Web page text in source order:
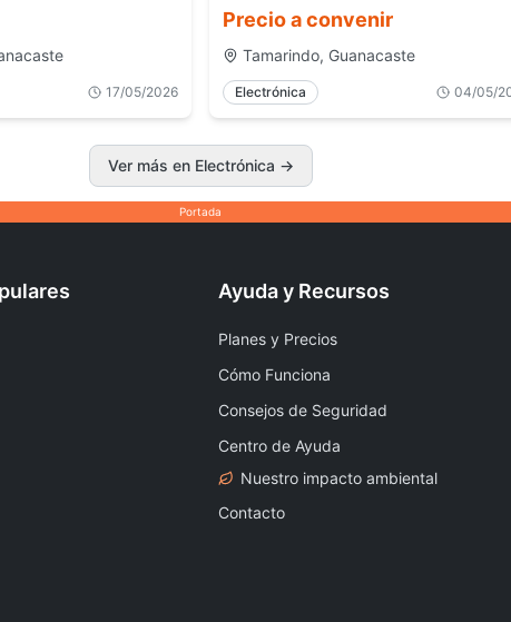
Portada
17/05/2026
Tamarindo
Precio a convenir
Tamarindo, Guanacaste
Electrónica 04/05/
Ver más en Electrónica →
Ayuda y Recursos
Planes y Precios
Cómo Funciona
Consejos de Seguridad
Centro de Ayuda
Nuestro impacto ambiental
Contacto